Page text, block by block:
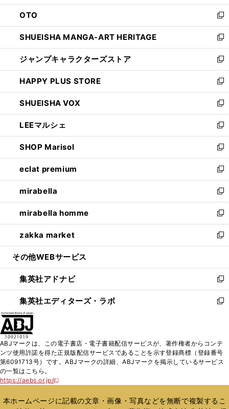
ウ
で
開
く
ン
ド
ウ
で
開
く
OTO
新
し
い
ウ
ィ
ン
ド
ウ
で
開
く
SHUEISHA MANGA-ART HERITAGE
新
し
い
ウ
ィ
ン
ド
ウ
で
開
く
ジャンプキャラクターズストア
新
し
い
ウ
ィ
ン
ド
ウ
で
開
く
HAPPY PLUS STORE
新
し
い
ウ
ィ
ン
ド
ウ
で
開
く
SHUEISHA VOX
新
し
い
ウ
ィ
ン
ド
ウ
で
開
く
LEEマルシェ
新
し
い
ウ
ィ
ン
ド
ウ
で
開
く
SHOP Marisol
新
し
い
ウ
ィ
ン
ド
ウ
で
開
eclat premium
新
し
い
ウ
ィ
ン
ド
ウ
開
く
mirabella
新
し
い
ウ
ィ
ン
ウ
で
開
く
mirabella homme
新
し
い
ウ
ン
ド
ウ
で
zakka market
新
し
ウ
ィ
ン
ド
く
その他WEBサービス
集英社アドナビ
新
し
い
ド
ウ
で
集英社エディターズ・ラボ
新
ィ
ン
ド
開
ABJマークは、この電子書店・電子書籍配信サービスが、著作権者からコンテ
ンツ使用許諾を得た正規版配信サービスであることを示す登録商標（登録番号
第6091713号）です。ABJマークの詳細、ABJマークを掲示しているサービス
の一覧はこちら。
https://aebs.or.jp/
新
い
ウ
本ホームページに記載の文章・画像・写真などを無断で複製するこ